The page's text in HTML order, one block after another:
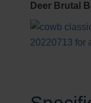
Deer Brutal